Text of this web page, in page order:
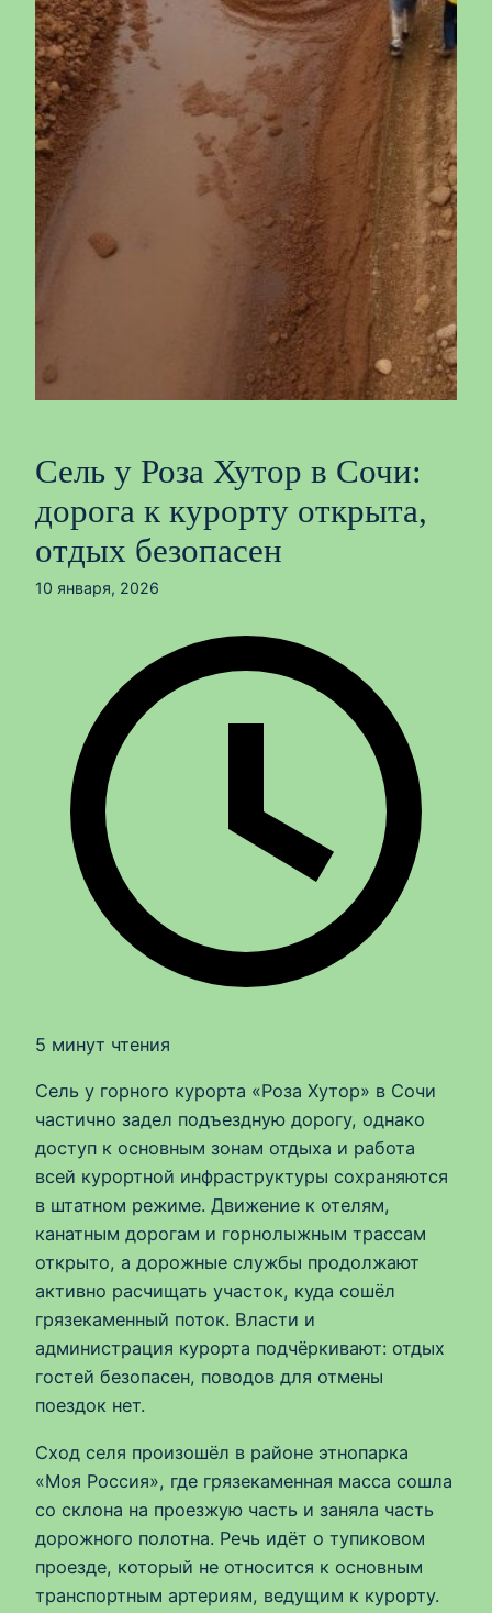
Сель у Роза Хутор в Сочи:
дорога к курорту открыта,
отдых безопасен
10 января, 2026
5 минут чтения
Сель у горного курорта «Роза Хутор» в Сочи
частично задел подъездную дорогу, однако
доступ к основным зонам отдыха и работа
всей курортной инфраструктуры сохраняются
в штатном режиме. Движение к отелям,
канатным дорогам и горнолыжным трассам
открыто, а дорожные службы продолжают
активно расчищать участок, куда сошёл
грязекаменный поток. Власти и
администрация курорта подчёркивают: отдых
гостей безопасен, поводов для отмены
поездок нет.
Сход селя произошёл в районе этнопарка
«Моя Россия», где грязекаменная масса сошла
со склона на проезжую часть и заняла часть
дорожного полотна. Речь идёт о тупиковом
проезде, который не относится к основным
транспортным артериям, ведущим к курорту.